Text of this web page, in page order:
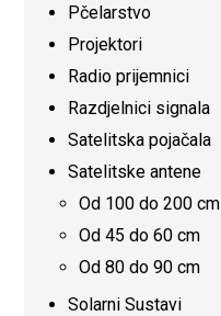
Pčelarstvo
Projektori
Radio prijemnici
Razdjelnici signala
Satelitska pojačala
Satelitske antene
Od 100 do 200 cm
Od 45 do 60 cm
Od 80 do 90 cm
Solarni Sustavi